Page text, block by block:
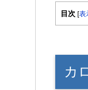
目次 [表
カ